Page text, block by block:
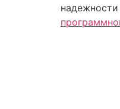
надежности